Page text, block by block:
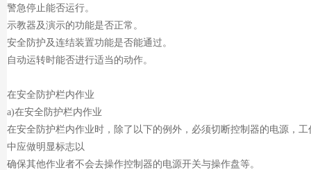
警急停止能否运行。
示教器及演示的功能是否正常。
安全防护及连结装置功能是否能通过。
自动运转时能否进行适当的动作。
在安全防护栏内作业
a)在安全防护栏内作业
在安全防护栏内作业时，除了以下的例外，必须切断控制器的电源，工
中应做明显标志以
确保其他作业者不会去操作控制器的电源开关与操作盘等。